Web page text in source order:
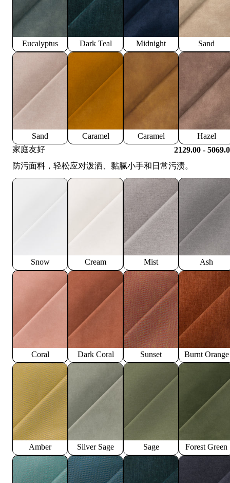
Eucalyptus Dark Teal Midnight Sand
Sand Caramel Caramel
Hazel
家庭友好
2129.00 -
防污面料，轻松应对泼洒、黏腻小手和日常污渍。
Snow Cream Mist Ash
Coral Dark Coral Sunset Burnt Orange
Amber Silver Sage Sage Forest Green